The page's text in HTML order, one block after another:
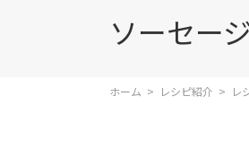
ソーセー
ホーム > レシピ紹介 > レ